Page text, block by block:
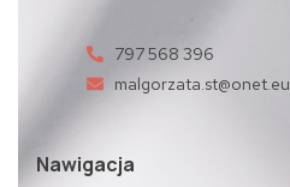
797 568 396
malgorzata.st@onet.eu
Nawigacja